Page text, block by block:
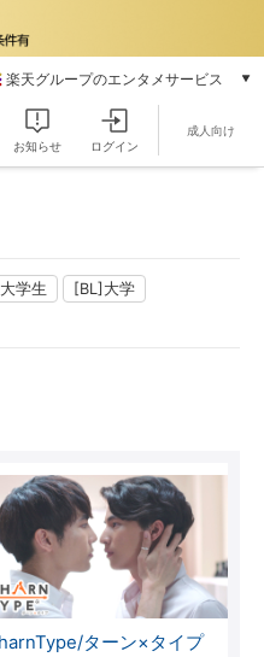
楽天グループのエンタメサービス
本/ゲーム/CD/DVD
雑誌読み放題
動画配信
Rチャンネル
チケット
楽天チケット
エンタメニュース
推し楽
お知らせ ログイン
成人向け
学生
[BL]大学
ターン×タイプ